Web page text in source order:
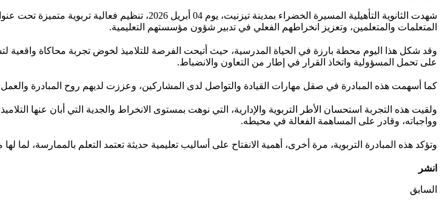
شهدت الثانوية التأهيلية المسيرة الخضراء بمدينة تيزنيت،
المتعلمات والمتعلمين، وتعزيز انخراطهم الفعلي في تدبير شؤون مؤسستهم التعليمية.
وقد شكل هذا اليوم محطة بارزة في الحياة المدرسية، حيث أتيحت الفرصة للتلاميذ لخوض تجربة محاكاة واقعية
على تحمل المسؤولية واتخاذ القرار في إطار من التعاون والانضباط.
كما أسهمت هذه المبادرة في صقل مهارات القيادة والتواصل لدى المشاركين، وعززت لديهم روح المبادرة
ولقيت هذه التجربة استحسان الأطر التربوية والإدارية، التي نوهت بمستوى الانخراط والجدية التي أبان عنها
وواجباته، وقادر على المساهمة الفعالة في محيطه.
وتؤكد هذه المبادرة التربوية، مرة أخرى، أهمية الانفتاح على أساليب تعليمية حديثة تعتمد التعلم بالممارسة،
انشر
السابق